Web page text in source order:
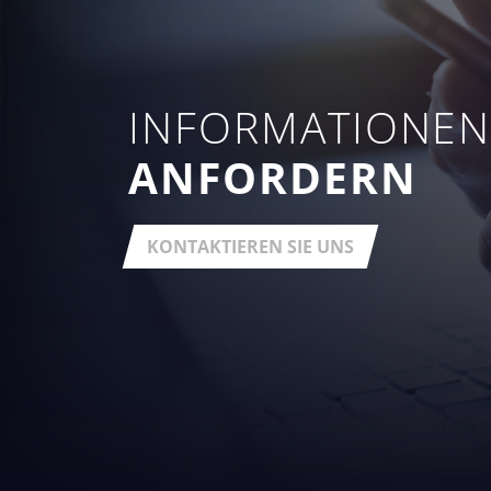
INFORMATIONEN
ANFORDERN
KONTAKTIEREN SIE UNS